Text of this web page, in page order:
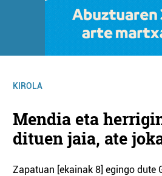
KIROLA
Mendia eta
dituen jaia, ate
Zapatuan [ekainak 8] egingo dute